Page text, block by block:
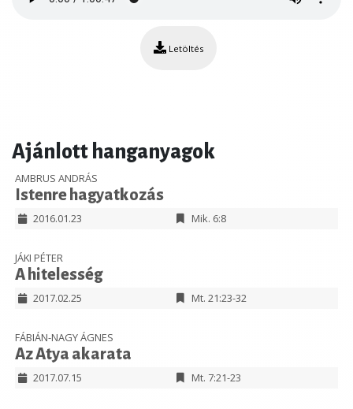
Letöltés
Ajánlott hanganyagok
AMBRUS ANDRÁS
Istenre hagyatkozás
2016.01.23 Mik. 6:8
JÁKI PÉTER
A hitelesség
2017.02.25 Mt. 21:23-32
FÁBIÁN-NAGY ÁGNES
Az Atya akarata
2017.07.15 Mt. 7:21-23